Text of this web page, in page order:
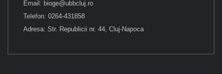
Email: bioge@ubbcluj.ro
Telefon: 0264-431858
Adresa: Str. Republicii nr. 44, Cluj-Napoca